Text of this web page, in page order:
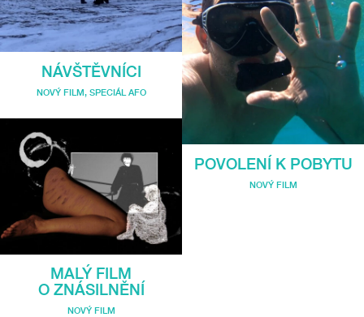
NÁVŠTĚVNÍCI
NOVÝ FILM, SPECIÁL AFO
MALÝ FILM
O ZNÁSILNĚNÍ
NOVÝ FILM
POVOLENÍ K POBYTU
NOVÝ FILM